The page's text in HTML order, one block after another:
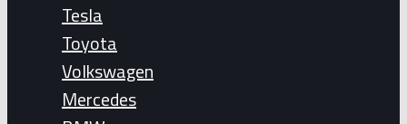
Tesla
Toyota
Volkswagen
Mercedes